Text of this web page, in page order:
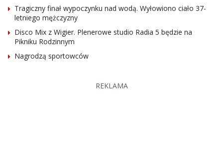
Tragiczny finał wypoczynku nad wodą. Wyłowiono ciało 37-
letniego mężczyzny
Disco Mix z Wigier. Plenerowe studio Radia 5 będzie na
Pikniku Rodzinnym
Nagrodzą sportowców
REKLAMA